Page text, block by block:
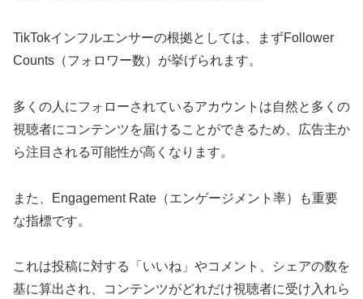
TikTokインフルエンサーの根拠としては、まずFollower
Counts（フォロワー数）が挙げられます。
多くの人にフォローされているアカウントは自然と多くの
視聴者にコンテンツを届けることができるため、広告主か
ら注目される可能性が高くなります。
また、Engagement Rate（エンゲージメント率）も重要
な指標です。
これは投稿に対する「いいね」やコメント、シェアの数を
基に算出され、コンテンツがどれだけ視聴者に受け入れら